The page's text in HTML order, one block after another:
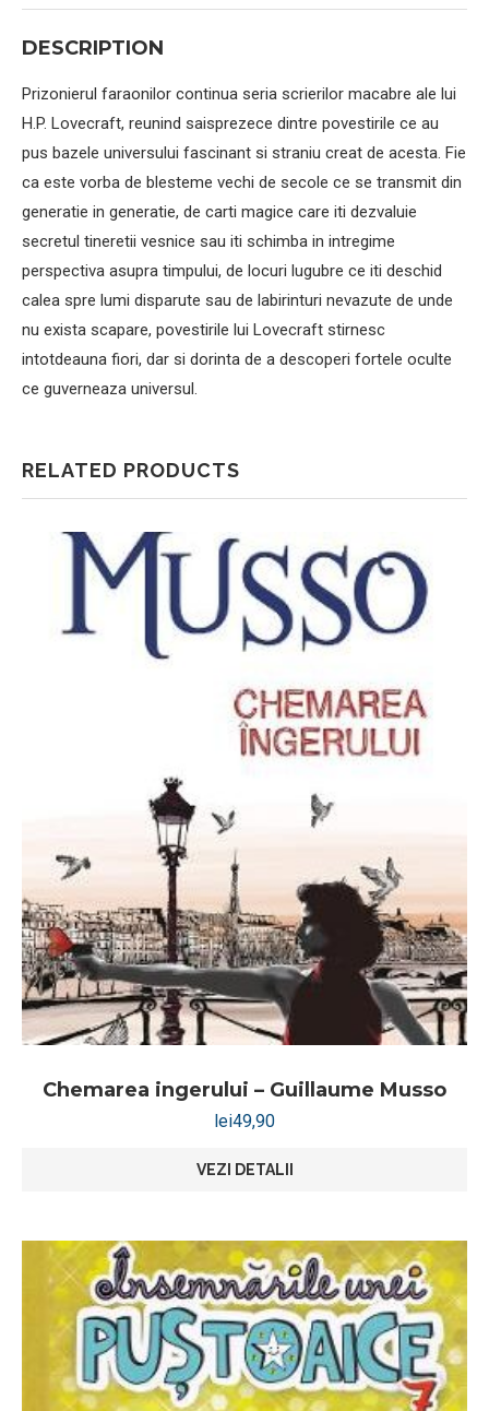
DESCRIPTION
Prizonierul faraonilor continua seria scrierilor macabre ale lui
H.P. Lovecraft, reunind saisprezece dintre povestirile ce au
pus bazele universului fascinant si straniu creat de acesta. Fie
ca este vorba de blesteme vechi de secole ce se transmit din
generatie in generatie, de carti magice care iti dezvaluie
secretul tineretii vesnice sau iti schimba in intregime
perspectiva asupra timpului, de locuri lugubre ce iti deschid
calea spre lumi disparute sau de labirinturi nevazute de unde
nu exista scapare, povestirile lui Lovecraft stirnesc
intotdeauna fiori, dar si dorinta de a descoperi fortele oculte
ce guverneaza universul.
RELATED PRODUCTS
Chemarea ingerului – Guillaume Musso
lei49,90
VEZI DETALII